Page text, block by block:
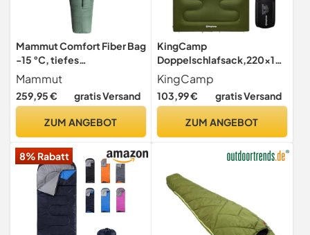
Mammut Comfort Fiber Bag
-15 °C, tiefes
Zypressenmuster L
Mammut
259,95 € gratis Versand
ZUM ANGEBOT
KingCamp
Doppelschlafsack,220x15
0cm mit 2
Kissen,Komfort:12°C(Oliv)
KingCamp
103,99 € gratis Versand
ZUM ANGEBOT
8% Rabatt